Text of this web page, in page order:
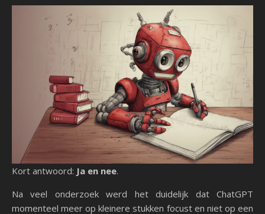
Kort antwoord: Ja en nee.
Na veel onderzoek werd het duidelijk dat ChatGPT
momenteel meer op kleinere stukken focust en niet op een